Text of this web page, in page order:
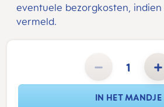
Producthoeveelheid: Voer de gewenste hoeveelheid in of
IN HET MANDJE
eventuele bezorgkosten,
vermeld.